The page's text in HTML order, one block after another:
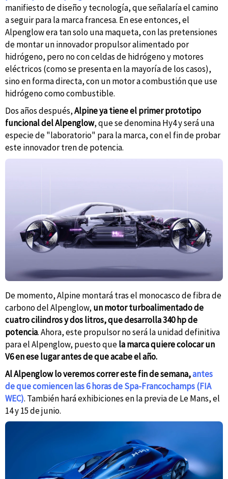
manifiesto de diseño y tecnología, que señalaría el camino
a seguir para la marca francesa. En ese entonces, el
Alpenglow era tan solo una maqueta, con las pretensiones
de montar un innovador propulsor alimentado por
hidrógeno, pero no con celdas de hidrógeno y motores
eléctricos (como se presenta en la mayoría de los casos),
sino en forma directa, con un motor a combustión que use
hidrógeno como combustible.
Dos años después,Alpine ya tiene el primer prototipo
funcional del Alpenglow, que se denomina Hy4 y será una
especie de "laboratorio" para la marca, con el fin de probar
este innovador tren de potencia.
De momento, Alpine montará tras el monocasco de fibra de
carbono del Alpenglow, un motor turboalimentado de
cuatro cilindros y dos litros, que desarrolla 340 hp de
potencia. Ahora, este propulsor no será la unidad definitiva
para el Alpenglow, puesto quela marca quiere colocar un
V6 en ese lugar antes de que acabe el año.
Al Alpenglow lo veremos correr este fin de semana,antes
de que comiencen las 6 horas de Spa-Francochamps (FIA
WEC). También hará exhibiciones en la previa de Le Mans, el
14 y 15 de junio.